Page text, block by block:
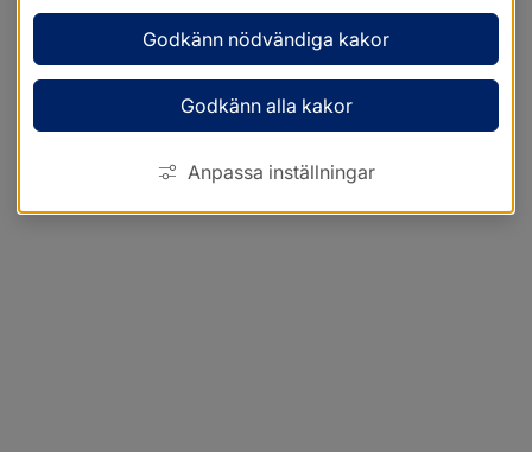
Godkänn nödvändiga kakor
Godkänn alla kakor
Anpassa inställningar